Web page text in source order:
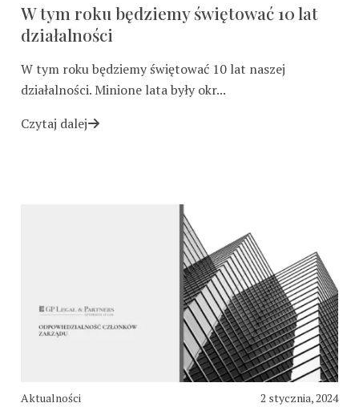
W tym roku będziemy świętować 10 lat
działalności
W tym roku będziemy świętować 10 lat naszej
działalności. Minione lata były okr...
Czytaj dalej
Aktualności 2 stycznia, 2024